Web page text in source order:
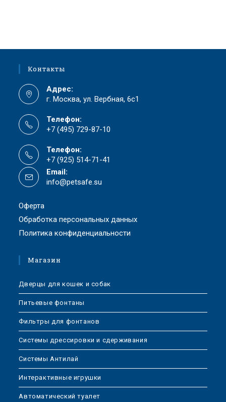
Контакты
Адрес:
г. Москва, ул. Вербная, 6с1
Телефон:
+7 (495) 729-87-10
Телефон:
+7 (925) 514-71-41
Email:
info@petsafe.su
Оферта
Обработка персональных данных
Политика конфиденциальности
Магазин
Дверцы для кошек и собак
Питьевые фонтаны
Фильтры для фонтанов
Системы дрессировки и сдерживания
Системы Антилай
Интерактивные игрушки
Автоматический туалет